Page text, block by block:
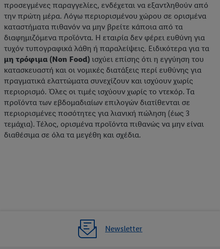
προσεγμένες παραγγελίες, ενδέχεται να εξαντληθούν από
την πρώτη μέρα. Λόγω περιορισμένου χώρου σε ορισμένα
καταστήματα πιθανόν να μην βρείτε κάποια από τα
διαφημιζόμενα προϊόντα. Η εταιρία δεν φέρει ευθύνη για
τυχόν τυπογραφικά λάθη ή παραλείψεις. Ειδικότερα για τα
μη τρόφιμα (Non Food) ισχύει επίσης ότι η εγγύηση του
κατασκευαστή και οι νομικές διατάξεις περί ευθύνης για
πραγματικά ελαττώματα συνεχίζουν και ισχύουν χωρίς
περιορισμό. Όλες οι τιμές ισχύουν χωρίς το ντεκόρ. Τα
προϊόντα των εβδομαδιαίων επιλογών διατίθενται σε
περιορισμένες ποσότητες για λιανική πώληση (έως 3
τεμάχια). Τέλος, ορισμένα προϊόντα πιθανώς να μην είναι
διαθέσιμα σε όλα τα μεγέθη και σχέδια.
Newsletter